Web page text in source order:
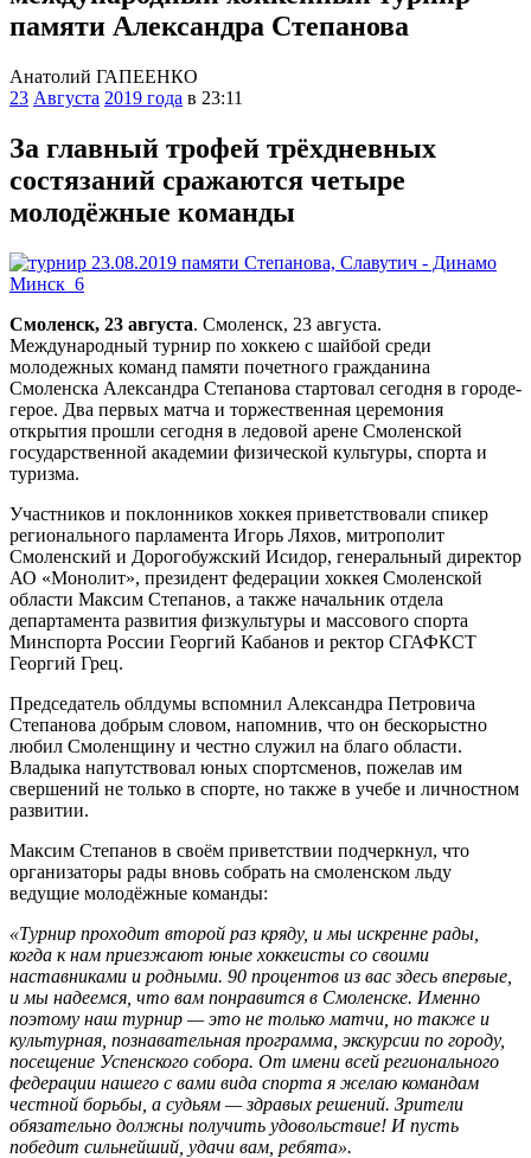
памяти Александра Степанова
Анатолий ГАПЕЕНКО
23 Августа 2019 года в 23:11
За главный трофей трёхдневных
состязаний сражаются четыре
молодёжные команды
Смоленск, 23 августа. Смоленск, 23 августа.
Международный турнир по хоккею с шайбой среди
молодежных команд памяти почетного гражданина
Смоленска Александра Степанова стартовал сегодня в городе-
герое. Два первых матча и торжественная церемония
открытия прошли сегодня в ледовой арене Смоленской
государственной академии физической культуры, спорта и
туризма.
Участников и поклонников хоккея приветствовали спикер
регионального парламента Игорь Ляхов, митрополит
Смоленский и Дорогобужский Исидор, генеральный директор
АО «Монолит», президент федерации хоккея Смоленской
области Максим Степанов, а также начальник отдела
департамента развития физкультуры и массового спорта
Минспорта России Георгий Кабанов и ректор СГАФКСТ
Георгий Грец.
Председатель облдумы вспомнил Александра Петровича
Степанова добрым словом, напомнив, что он бескорыстно
любил Смоленщину и честно служил на благо области.
Владыка напутствовал юных спортсменов, пожелав им
свершений не только в спорте, но также в учебе и личностном
развитии.
Максим Степанов в своём приветствии подчеркнул, что
организаторы рады вновь собрать на смоленском льду
ведущие молодёжные команды:
«Турнир проходит второй раз кряду, и мы искренне рады,
когда к нам приезжают юные хоккеисты со своими
наставниками и родными. 90 процентов из вас здесь впервые,
и мы надеемся, что вам понравится в Смоленске. Именно
поэтому наш турнир — это не только матчи, но также и
культурная, познавательная программа, экскурсии по городу,
посещение Успенского собора. От имени всей регионального
федерации нашего с вами вида спорта я желаю командам
честной борьбы, а судьям — здравых решений. Зрители
обязательно должны получить удовольствие! И пусть
победит сильнейший, удачи вам, ребята».